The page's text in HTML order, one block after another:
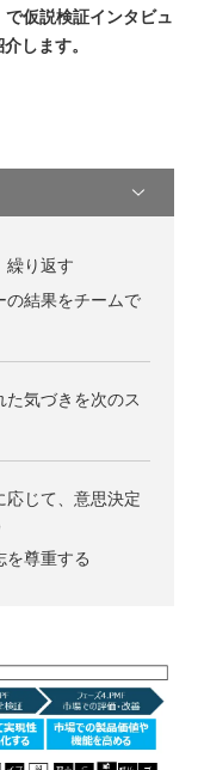
で仮説検証インタビュ
します。
繰り返す
の結果をチームで
気づきを次のス
応じて、意思決定
尊重する